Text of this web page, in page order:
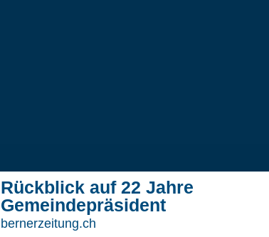
Rückblick auf 22 Jahre
Gemeindepräsident
bernerzeitung.ch